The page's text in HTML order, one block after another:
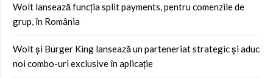
Wolt lansează funcția split payments, pentru comenzile de
grup, în România
Wolt și Burger King lansează un parteneriat strategic și aduc
noi combo-uri exclusive în aplicație